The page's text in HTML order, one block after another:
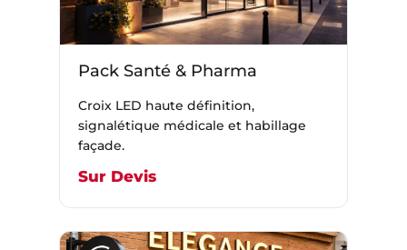
Pack Santé & Pharma
Croix LED haute définition,
signalétique médicale et habillage
façade.
Sur Devis